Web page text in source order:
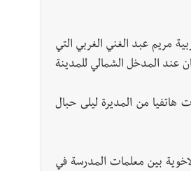
مريم عبد الغني الغربي التي
وذلك في مطعم كنعان عند المدخل الشمالي للمدينة
هاتفيا من المديرة ليلى حبال
بين معلمات المدرسة في